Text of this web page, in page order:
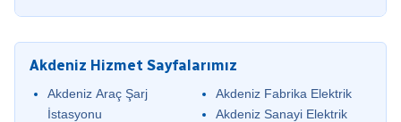
Akdeniz Hizmet Sayfalarımız
Akdeniz Araç Şarj
İstasyonu
Akdeniz Fabrika Elektrik
Akdeniz Sanayi Elektrik